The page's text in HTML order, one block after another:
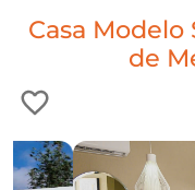
Casa Modelo
de